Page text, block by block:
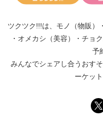
ツクツク!!!は、 モノ（物販） ・
・ オメカシ（美容） ・ チョ
予
みんなでシェアし合う おす
ーケッ